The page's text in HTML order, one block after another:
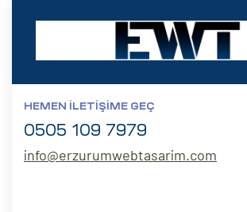
HEMEN İLETIŞIME GEÇ
0505 109 7979
info@erzurumwebtasarim.com